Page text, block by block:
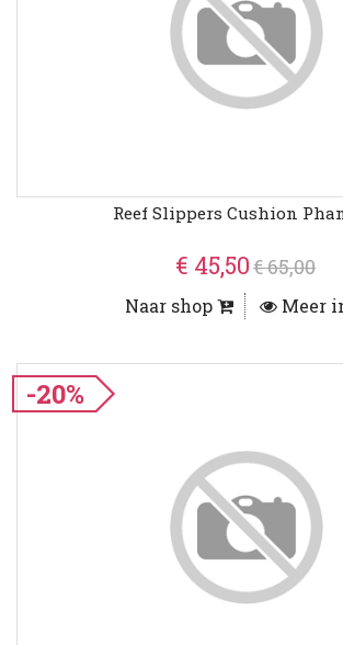
Reef Slippers Cushion
€ 45,50€ 65,00
Naar shop Meer
-20%